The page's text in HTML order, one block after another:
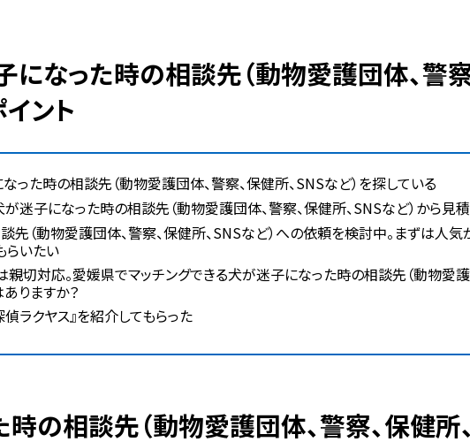
ント
た時の相談先（動物愛護団体、警察、保健所、SNSなど）を探している
迷子になった時の相談先（動物愛護団体、警察、保健所、SNSなど）から見
先（動物愛護団体、警察、保健所、SNSなど）への依頼を検討中。まずは人
らいたい
親切対応。愛媛県でマッチングできる犬が迷子になった時の相談先（動物愛護
りますか？
ラクヤス』を紹介してもらった